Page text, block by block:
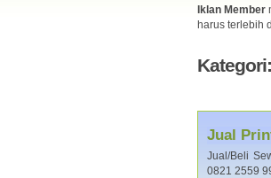
Iklan Member
harus terlebih
Jual
Jual/Beli
0821 2559